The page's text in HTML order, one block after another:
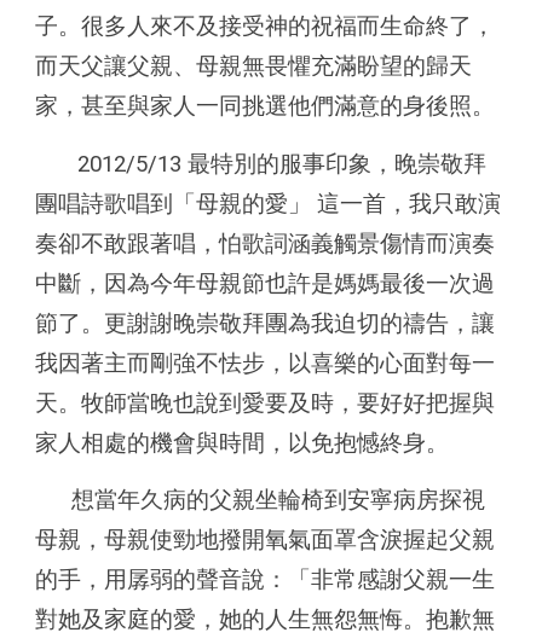
子。很多人來不及接受神的祝福而生命終了，
而天父讓父親、母親無畏懼充滿盼望的歸天
家，甚至與家人一同挑選他們滿意的身後照。
2012/5/13 最特別的服事印象，晚崇敬拜
團唱詩歌唱到「母親的愛」 這一首，我只敢演
奏卻不敢跟著唱，怕歌詞涵義觸景傷情而演奏
中斷，因為今年母親節也許是媽媽最後一次過
節了。更謝謝晚崇敬拜團為我迫切的禱告，讓
我因著主而剛強不怯步，以喜樂的心面對每一
天。牧師當晚也說到愛要及時 ，要好好把握與
家人相處的機會與時間，以免抱憾終身。
想當年久病的父親坐輪椅到安寧病房探視
母親，母親使勁地撥開氧氣面罩含淚握起父親
的手，用孱弱的聲音說：「非常感謝父親一生
對她及家庭的愛，她的人生無怨無悔。抱歉無